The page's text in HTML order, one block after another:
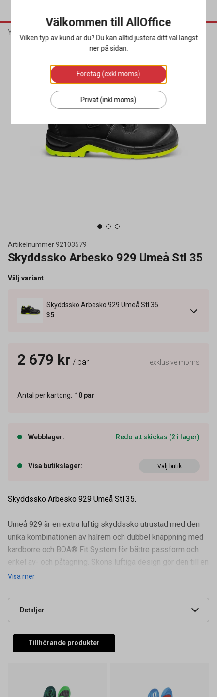
Yrkeskläder & Skydd
Artikelnummer92103579
Skyddssko Arbesko 929 Umeå Stl 35
Välj variant
Skyddssko Arbesko 929 Umeå Stl 35
35
2 679 kr / par exklusive moms
Antal per kartong: 10 par
Webblager: Redo att skickas (2 i lager)
Visa butikslager: Välj butik
Skyddssko Arbesko 929 Umeå Stl 35.
Umeå 929 är en extra luftig skyddssko utrustad med den
unika kombinationen av hälrem och dubbel knäppning med
kardborre och BOA® Fit System för bättre passform och
enkel av- och påtagning. Skons luftiga design gör den till en
perfekt sko för ha
Visa mer
Detaljer
Artikelnummer 92103579
Leverantörens
UNSPSC 46181605
Tillhörande produkter
Välkommen till AllOffice
Vilken typ av kund är du? Du kan alltid justera ditt val längst
ner på sidan.
Företag (exkl moms)
Privat (inkl moms)